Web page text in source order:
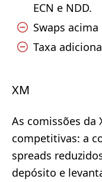
ECN e NDD.
Swaps
Taxa
XM
As comissões da
competitivas: a
spreads
depósito e